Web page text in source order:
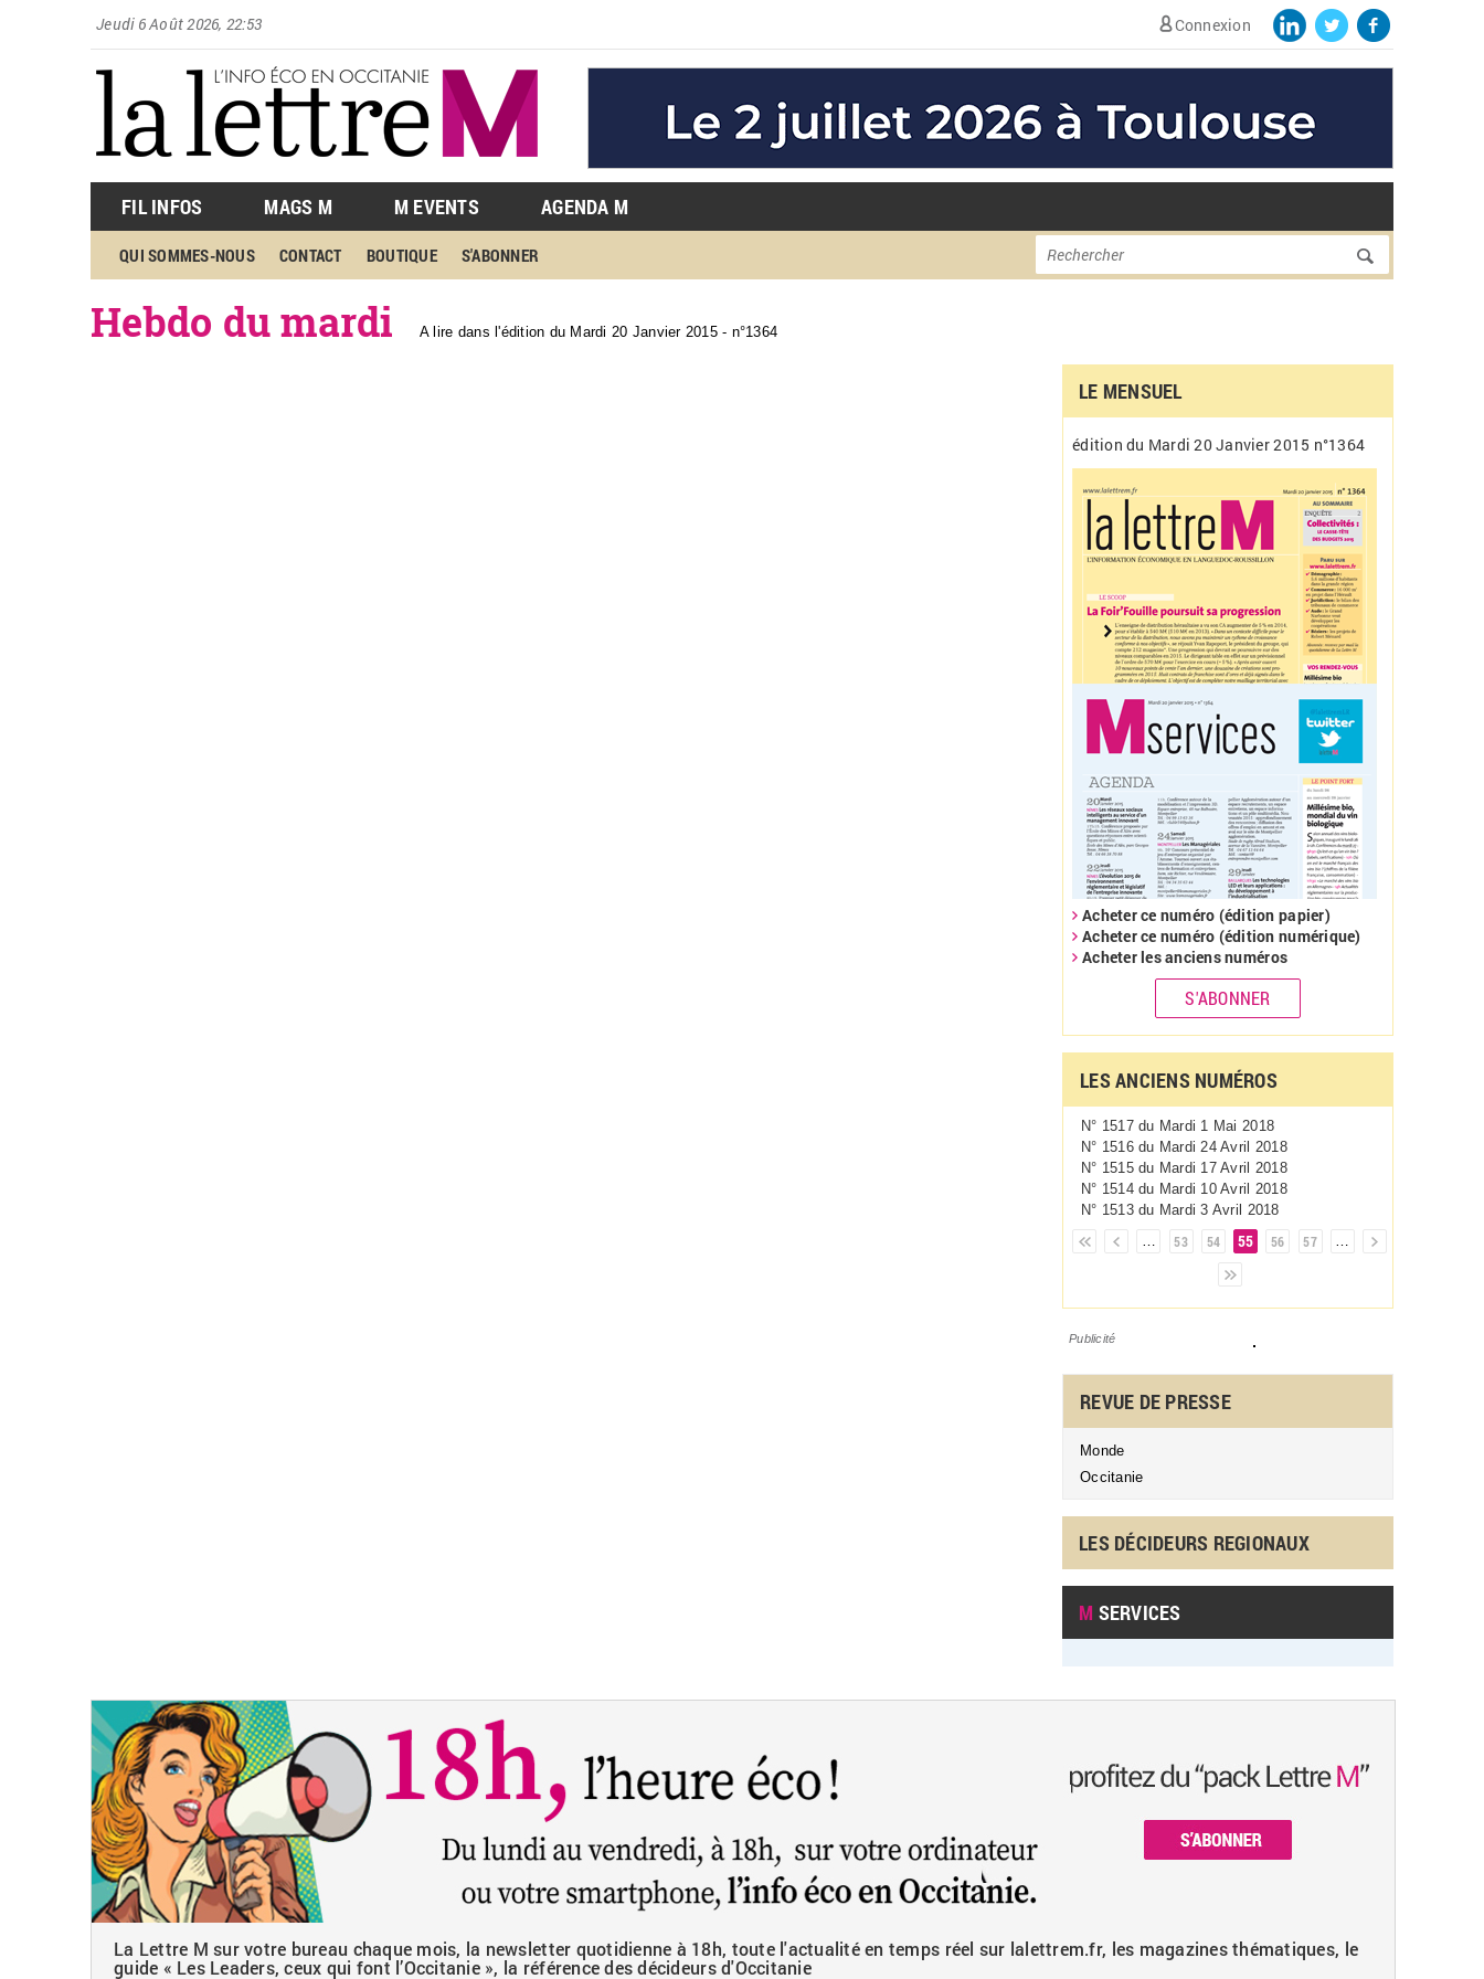
Jeudi 6 Août 2026, 22:53 Connexion
FIL INFOS MAGS M M EVENTS AGENDA M
QUI SOMMES-NOUS CONTACT BOUTIQUE S'ABONNER Formulaire de
Rechercher
Hebdo du mardi A lire dans l'édition du Mardi 20 Janvier 2015 - n°1364
LE MENSUEL
édition du Mardi 20 Janvier 2015 n°1364
Acheter ce numéro (édition papier)
Acheter ce numéro (édition numérique)
Acheter les anciens numéros
S'ABONNER
LES ANCIENS NUMÉROS
N° 1517 du Mardi 1 Mai 2018
N° 1516 du Mardi 24 Avril 2018
N° 1515 du Mardi 17 Avril 2018
N° 1514 du Mardi 10 Avril 2018
N° 1513 du Mardi 3 Avril 2018
Pages … 53 54 55 56 57 …
Publicité
REVUE DE PRESSE
Monde
Occitanie
LES DÉCIDEURS REGIONAUX
M SERVICES
La Lettre M sur votre bureau chaque mois, la newsletter quotidienne à 18h, toute l'actualité en temps réel sur lalettrem.fr, les magazines thématiques, le
guide « Les Leaders, ceux qui font l’Occitanie », la référence des décideurs d'Occitanie